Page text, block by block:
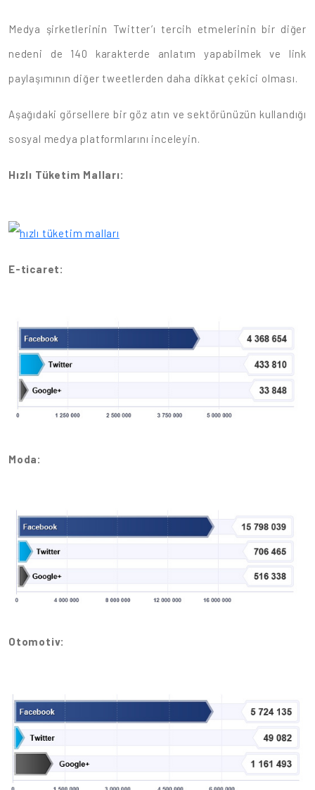
Medya şirketlerinin Twitter’ı tercih etmelerinin bir diğer
nedeni de 140 karakterde anlatım yapabilmek ve link
paylaşımının diğer tweetlerden daha dikkat çekici olması.
Aşağıdaki görsellere bir göz atın ve sektörünüzün kullandığı
sosyal medya platformlarını inceleyin.
Hızlı Tüketim Malları:
E-ticaret:
Moda:
Otomotiv: